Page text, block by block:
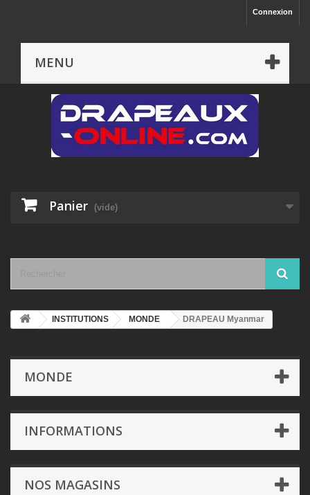
Connexion
MENU
Panier (vide)
INSTITUTIONS MONDE DRAPEAU Myanmar
MONDE
INFORMATIONS
NOS MAGASINS